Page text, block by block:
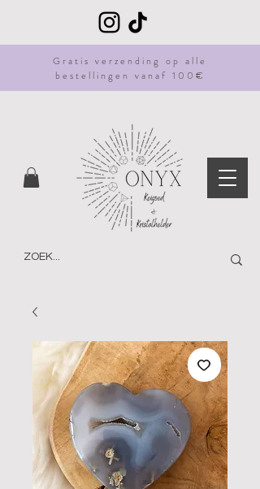
Gratis verzending op alle
bestellingen vanaf 100€